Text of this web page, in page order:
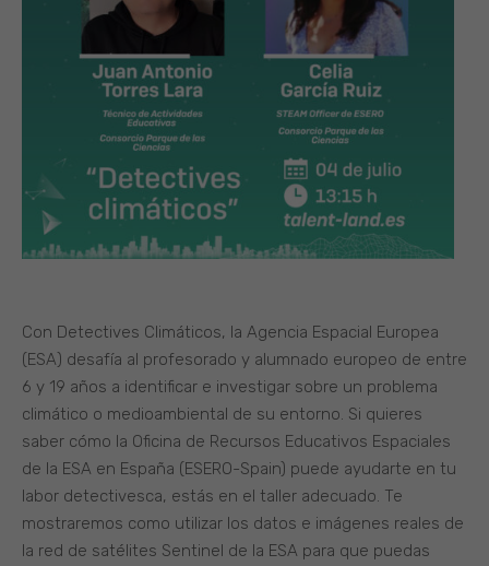
Con Detectives Climáticos, la Agencia Espacial Europea
(ESA) desafía al profesorado y alumnado europeo de entre
6 y 19 años a identificar e investigar sobre un problema
climático o medioambiental de su entorno. Si quieres
saber cómo la Oficina de Recursos Educativos Espaciales
de la ESA en España (ESERO-Spain) puede ayudarte en tu
labor detectivesca, estás en el taller adecuado. Te
mostraremos como utilizar los datos e imágenes reales de
la red de satélites Sentinel de la ESA para que puedas